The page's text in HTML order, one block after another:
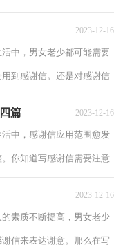
2023-12-16
中，男女老少都可能需要
到感谢信。还是对感谢信
篇 2023-12-16
活中，感谢信应用范围愈发
你知道写感谢信需要注意
2023-12-16
素质不断提高，男女老少
信来表达谢意。那么在写